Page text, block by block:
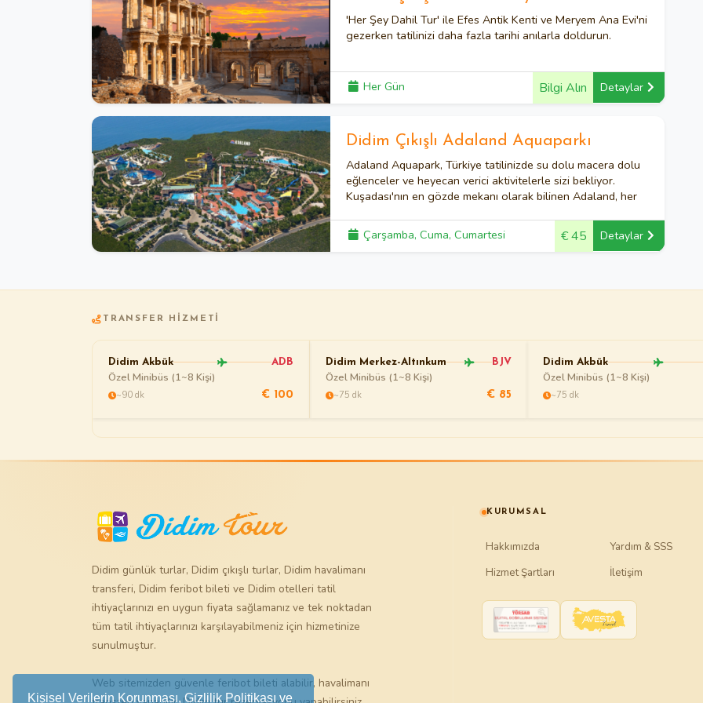
Kişisel Verilerin Korunması, Gizlilik Politikası ve
'Her Şey Dahil Tur' ile Efes Antik Kenti ve Meryem Ana Evi'ni
gezerken tatilinizi daha fazla tarihi anılarla doldurun.
Her Gün Detaylar
Bilgi Alın
Didim Çıkışlı Adaland Aquaparkı
Adaland Aquapark, Türkiye tatilinizde su dolu macera dolu
eğlenceler ve heyecan verici aktivitelerle sizi bekliyor.
Kuşadası'nın en gözde mekanı olarak bilinen Adaland, her
dolu bir dünya sunan, su dolu macera parkurlarıyla göz
kamaştırıyor.
Çarşamba, Cuma, Cumartesi Detaylar
€ 45
TRANSFER HIZMETI
Didim Akbük ADB
Özel Minibüs (1~8 Kişi)
~90 dk € 100
Didim Merkez-Altınkum BJV
Özel Minibüs (1~8 Kişi)
~75 dk € 85
Didim Akbük
Özel Minibüs (1~8 Kişi)
~75 dk
Didim günlük turlar, Didim çıkışlı turlar, Didim havalimanı
transferi, Didim feribot bileti ve Didim otelleri tatil
ihtiyaçlarınızı en uygun fiyata sağlamanız ve tek noktadan
tüm tatil ihtiyaçlarınızı karşılayabilmeniz için hizmetinize
sunulmuştur.
Web sitemizden güvenle feribot bileti alabilir, havalimanı
KURUMSAL
Hakkımızda
Yardım & SSS
Hizmet Şartları
İletişim